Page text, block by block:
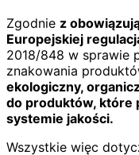
Zgodnie z
Europejskiej
2018/848 w sprawie
znakowania
ekologiczny,
do produktów, które
systemie jakości.
Wszystkie więc